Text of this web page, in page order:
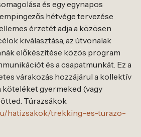
és egy egynapos
hétvége tervezése
érzetét adja a közösen
kiválasztása, az útvonalak
előkészítése közös program
és a csapatmunkát. Ez a
várakozás hozzájárul a kollektív
köteléket gyermeked (vagy
Túrazsákok
hatizsakok/trekking-es-turazo-